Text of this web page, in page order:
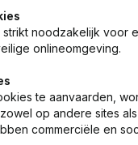
noodzakelijk voor
onlineomgeving.
te aanvaarden,
op andere sites
commerciële en